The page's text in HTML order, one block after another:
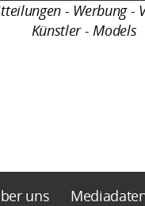
- Werbung -
Künstler - Models
uns